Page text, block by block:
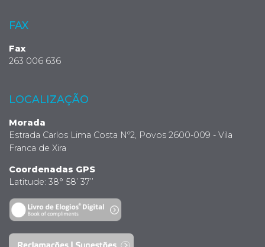
FAX
Fax
263 006 636
LOCALIZAÇÃO
Morada
Estrada Carlos Lima Costa Nº2, Povos 2600-009 - Vila
Franca de Xira
Coordenadas GPS
Latitude: 38° 58’ 37’’